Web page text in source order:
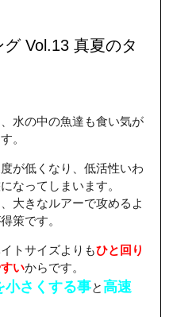
Vol.13 真夏のタ
水の中の魚達も食い気が
。
が低くなり、低活性いわ
なってしまいます。
大きなルアーで攻めるよ
策です。
トサイズよりもひと回り
いからです。
小さくする事と高速